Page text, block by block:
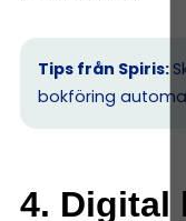
Tips från Spiris:
bokföring
4. Digital